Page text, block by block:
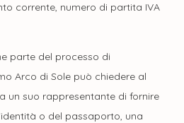
corrente, numero di partita IVA
parte del processo di
Arco di Sole può chiedere al
un suo rappresentante di fornire
o del passaporto, una